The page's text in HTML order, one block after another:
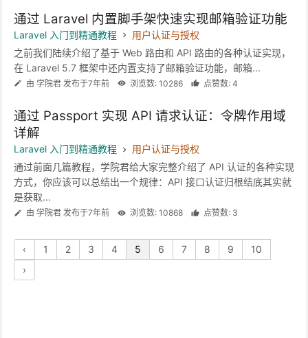
通过 Laravel 内置脚手架快速实现邮箱验证功能
Laravel 入门到精通教程
用户认证与授权
之前我们陆续介绍了基于 Web 路由和 API 路由的各种认证实现，
在 Laravel 5.7 框架中还内置支持了邮箱验证功能，邮箱...
由 学院君 发布于7年前 浏览数: 10286 点赞数: 4
通过 Passport 实现 API 请求认证：令牌作用域
详解
Laravel 入门到精通教程
用户认证与授权
通过前面几篇教程，学院君给大家完整介绍了 API 认证的各种实现
方式，你应该可以总结出一个规律：API 接口认证归根结底其实就
是获取...
由 学院君 发布于7年前 浏览数: 10868 点赞数: 3
‹ 1 2 3 4 5 6 7 8 9
10
›